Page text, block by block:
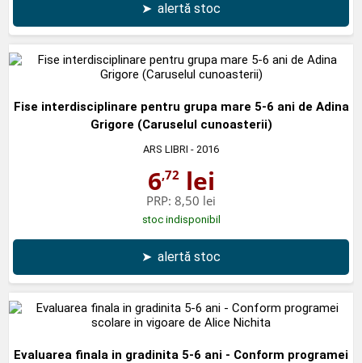
➤ alertă stoc
Fise interdisciplinare pentru grupa mare 5-6 ani de Adina
Grigore (Caruselul cunoasterii)
ARS LIBRI - 2016
6,72lei
PRP: 8,50 lei
stoc indisponibil
➤ alertă stoc
Evaluarea finala in gradinita 5-6 ani - Conform programei